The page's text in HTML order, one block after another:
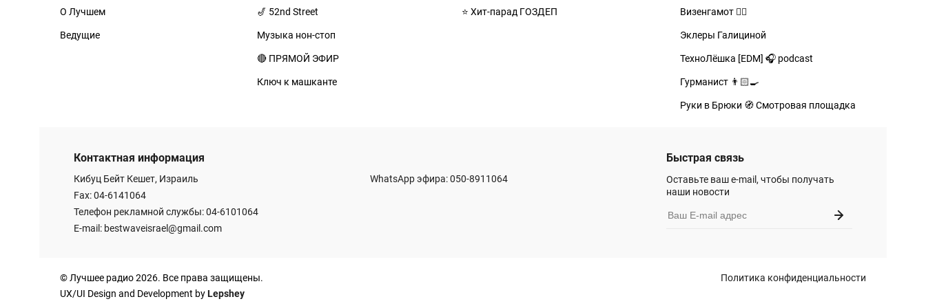
О Лучшем
Ведущие
🎷 52nd Street
Музыка нон-стоп
🔴 ПРЯМОЙ ЭФИР
Ключ к машканте
⭐ Хит-парад ГОЗДЕП Визенгамот 🧙‍♂️
Эклеры Галициной
ТехноЛёшка [EDM] 🎧 podcast
Гурманист 👨🏻‍🍳
Руки в Брюки 🧭 Смотровая площадка
Контактная информация
Кибуц Бейт Кешет, Израиль
Fax: 04-6141064
Телефон рекламной службы: 04-6101064
E-mail: bestwaveisrael@gmail.com
WhatsApp эфира:050-8911064
Быстрая связь
Оставьте ваш e-mail, чтобы получать
наши новости
Политика конфиденциальности
© Лучшее радио 2026. Все права защищены.
UX/UI Design and Development byLepshey